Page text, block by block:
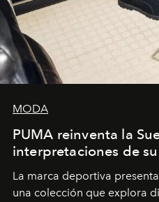
MODA
PUMA reinventa la
interpretaciones de
La marca deportiva
una colección que explora